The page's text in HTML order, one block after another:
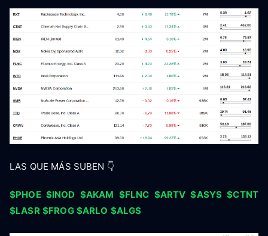
LAS QUE MÁS SUBEN 👇
$PHOE $INOD $AKAM $FLNC $ARTV $ASYS $CTNT
$LASR $FROG $ARLO $ALGS